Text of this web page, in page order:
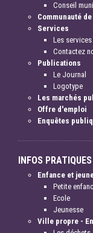
Conseil
Communauté
Services
Les
Contactez
Publications
Le Journal
Logotype
Les marchés
Offre d'emploi
Enquêtes
INFOS PRATIQUES
Enfance et
Petite
Ecole
Jeunesse
Ville propre -